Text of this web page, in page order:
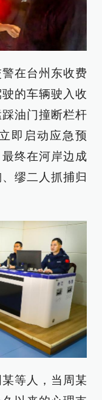
在台州东收费
的车辆驶入收
油门撞断栏杆
即启动应急预
终在河岸边成
缪二人抓捕归
等人，当周某